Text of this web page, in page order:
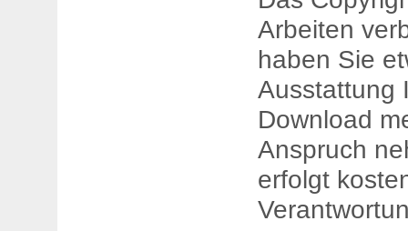
Arbeiten
haben Sie
Ausstattung
Download
Anspruch
erfolgt